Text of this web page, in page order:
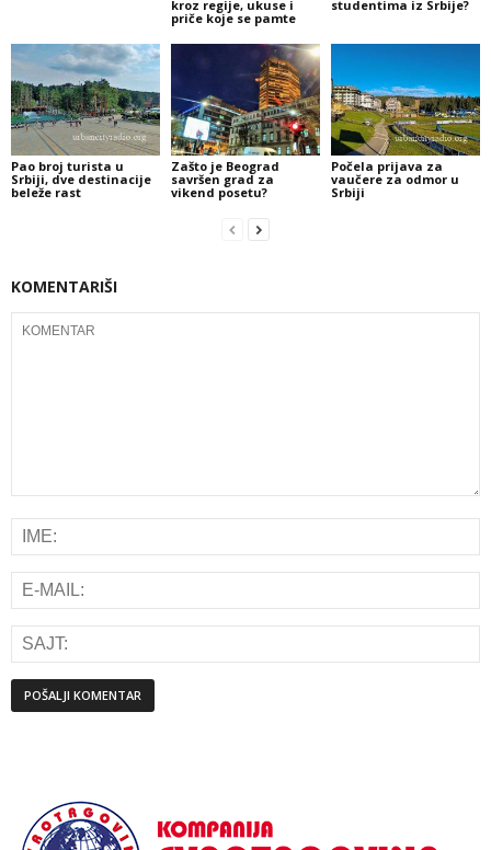
kroz regije, ukuse i
priče koje se pamte
studentima iz Srbije?
Pao broj turista u
Srbiji, dve destinacije
beleže rast
Zašto je Beograd
savršen grad za
vikend posetu?
Počela prijava za
vaučere za odmor u
Srbiji
KOMENTARIŠI